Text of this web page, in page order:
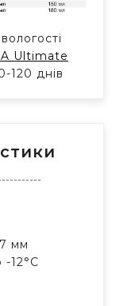
Ultimate
120 днів
мм
12°C